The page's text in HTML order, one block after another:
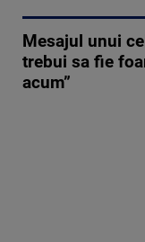
Mesajul unui
trebui sa fie
acum”